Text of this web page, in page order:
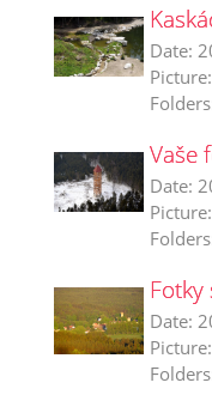
Date:
Picture:
Vaše
Date:
Picture:
Fotky
Date:
Picture: